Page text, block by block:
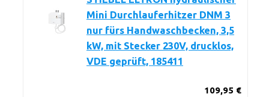
Mini Durchlauferhitzer DNM 3
nur fürs Handwaschbecken, 3,5
kW, mit Stecker 230V, drucklos,
VDE geprüft, 185411
109,95 €